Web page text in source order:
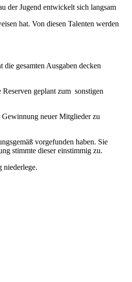
der Jugend entwickelt sich langsam
hat. Von diesen Talenten werden
gesamten Ausgaben decken
geplant zum sonstigen
Gewinnung neuer Mitglieder zu
vorgefunden haben. Sie
stimmte dieser einstimmig zu.
niederlege.